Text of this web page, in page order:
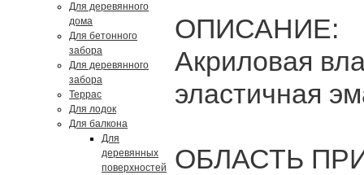
Для деревянного
дома
Для бетонного
забора
Для деревянного
забора
Террас
Для лодок
Для балкона
Для
деревянных
поверхностей
ОПИСАНИЕ:
Акриловая
эластичная
ОБЛАСТЬ